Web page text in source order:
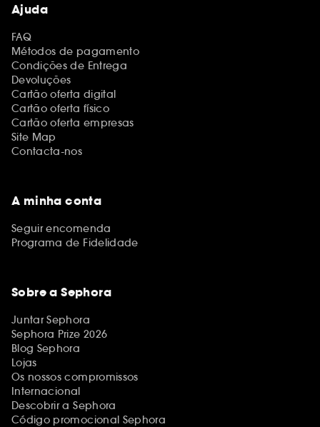
Ajuda
FAQ
Métodos de pagamento
Condições de Entrega
Devoluções
Cartão oferta digital
Cartão oferta físico
Cartão oferta empresas
Site Map
Contacta-nos
A minha conta
Seguir encomenda
Programa de Fidelidade
Sobre a Sephora
Juntar Sephora
Sephora Prize 2026
Blog Sephora
Lojas
Os nossos compromissos
Internacional
Descobrir a Sephora
Código promocional Sephora